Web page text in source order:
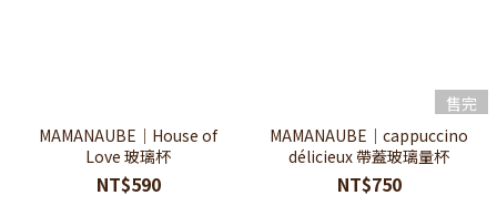
MAMANAUBE｜House of
Love 玻璃杯
NT$590
售完
MAMANAUBE｜cappuccino
délicieux 帶蓋玻璃量杯
NT$750